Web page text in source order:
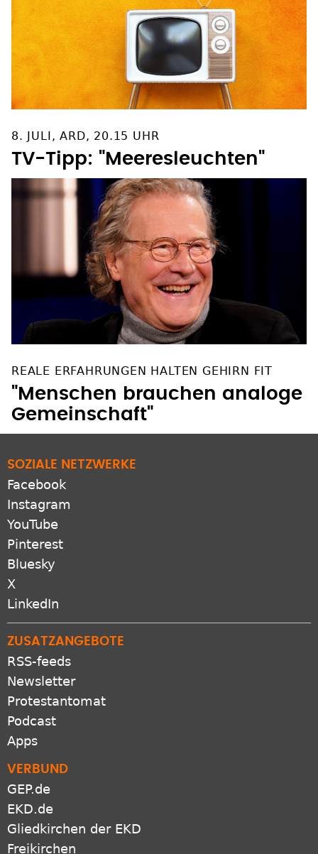
8. JULI, ARD, 20.15 UHR
TV-Tipp: "Meeresleuchten"
REALE ERFAHRUNGEN HALTEN GEHIRN FIT
"Menschen brauchen analoge
Gemeinschaft"
SOZIALE NETZWERKE
Facebook
Instagram
YouTube
Pinterest
Bluesky
X
LinkedIn
ZUSATZANGEBOTE
RSS-feeds
Newsletter
Protestantomat
Podcast
Apps
VERBUND
GEP.de
EKD.de
Gliedkirchen der EKD
Freikirchen